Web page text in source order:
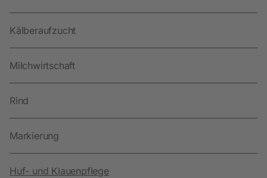
Kälberaufzucht
Milchwirtschaft
Rind
Markierung
Huf- und Klauenpflege